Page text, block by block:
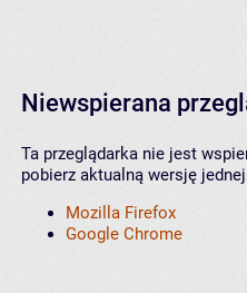
Niewspierana
Ta przeglądarka nie jest
pobierz aktualną wersję
Mozilla Firefox
Google Chrome